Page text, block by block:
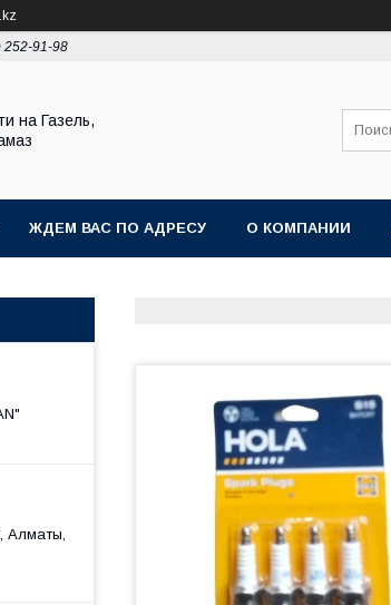
252-91-98
на Газель,
ЖДЕМ ВАС ПО АДРЕСУ О КОМПАНИИ
Алматы,